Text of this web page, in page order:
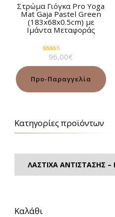
Στρώμα Γιόγκα Pro Yoga
Mat Gaja Pastel Green
(183x68x0.5cm) με
Ιμάντα Μεταφοράς
Βαθμολογήθηκε
από 5
96,00€
Προ-Παραγγελία
Κατηγορίες προϊόντων
Καλάθι